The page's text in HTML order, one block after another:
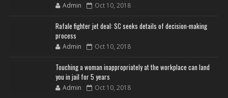
Admin Oct 10, 2018
Rafale fighter jet deal: SC seeks details of decision-making
process
Admin Oct 10, 2018
Touching a woman inappropriately at the workplace can land
you in jail for 5 years
Admin Oct 10, 2018